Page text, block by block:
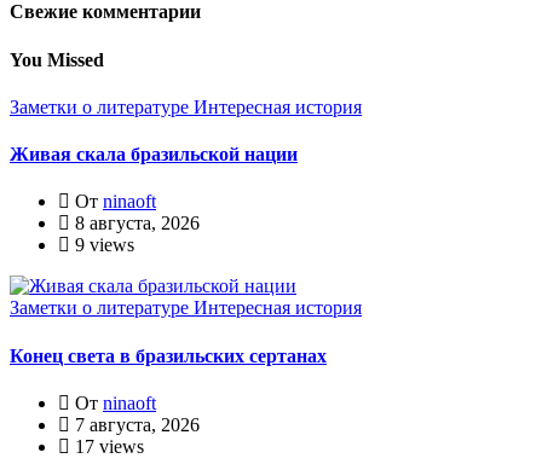
Свежие комментарии
You Missed
Заметки о литературе Интересная история
Живая скала бразильской нации
От ninaoft
8 августа, 2026
9 views
Заметки о литературе Интересная история
Конец света в бразильских сертанах
От ninaoft
7 августа, 2026
17 views